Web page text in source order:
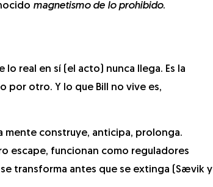
magnetismo de lo prohibido.
real en sí (el acto) nunca llega. Es la
por otro. Y lo que Bill no vive es,
mente construye, anticipa, prolonga.
escape, funcionan como reguladores
transforma antes que se extinga (Sævik y